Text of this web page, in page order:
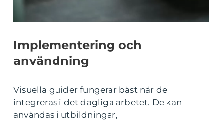
Implementering och
användning
Visuella guider fungerar bäst när de
integreras i det dagliga arbetet. De kan
användas i utbildningar,